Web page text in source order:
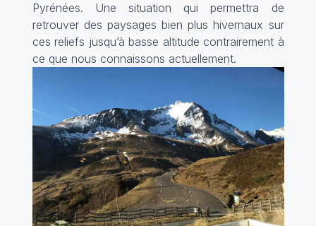
Pyrénées. Une situation qui permettra de
retrouver des paysages bien plus hivernaux sur
ces reliefs jusqu’à basse altitude contrairement à
ce que nous connaissons actuellement.